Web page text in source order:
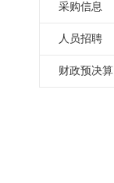
采购信息
人员招聘
财政预决算